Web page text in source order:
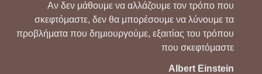
Αν δεν μάθουμε να αλλάζουμε τον τρόπο που
σκεφτόμαστε, δεν θα μπορέσουμε να λύνουμε τα
προβλήματα που δημιουργούμε, εξαιτίας του τρόπου
που σκεφτόμαστε
Albert Einstein